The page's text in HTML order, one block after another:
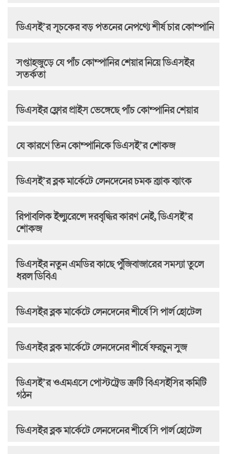
ডিএসই’র সূচকের বড় পতনের নেপথ্যে শীর্ষ চার কোম্পানি
সপ্তাহজুড়ে যে পাঁচ কোম্পানির শেয়ার নিয়ে ডিএসইর
সতর্কতা
ডিএসইর ফ্লোর প্রাইস ভেঙ্গেছে পাঁচ কোম্পানির শেয়ার
যে কারণে তিন কোম্পানিকে ডিএসই’র শোকজ
ডিএসই’র ব্লক মার্কেটে লেনদেনের চমক ব্র্যাক ব্যাংক
রিপাবলিক ইন্স্যুরেন্সে দরবৃদ্ধির কারণ নেই, ডিএসই’র
শোকজ
ডিএসইর নতুন এমডির কাছে পুঁজিবাজারের সমস্যা তুলে
ধরল ডিবিএ
ডিএসইর ব্লক মার্কেটে লেনদেনের শীর্ষে সি পার্ল হোটেল
ডিএসইর ব্লক মার্কেটে লেনদেনের শীর্ষে ফরচুন সুজ
ডিএসই’র ওএমএসে পোস্টট্রেড ত্রুটি বিএসইসির কমিটি
গঠন
ডিএসইর ব্লক মার্কেটে লেনদেনের শীর্ষে সি পার্ল হোটেল